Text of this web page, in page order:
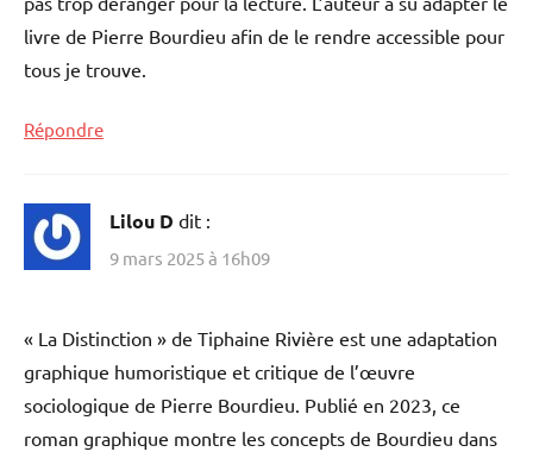
livre de Pierre Bourdieu afin de le rendre accessible pour
tous je trouve.
Répondre
Lilou D dit :
9 mars 2025 à 16h09
« La Distinction » de Tiphaine Rivière est une adaptation
graphique humoristique et critique de l’œuvre
sociologique de Pierre Bourdieu. Publié en 2023, ce
roman graphique montre les concepts de Bourdieu dans